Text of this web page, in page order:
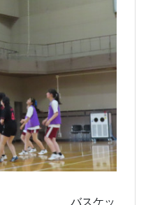
ケッ